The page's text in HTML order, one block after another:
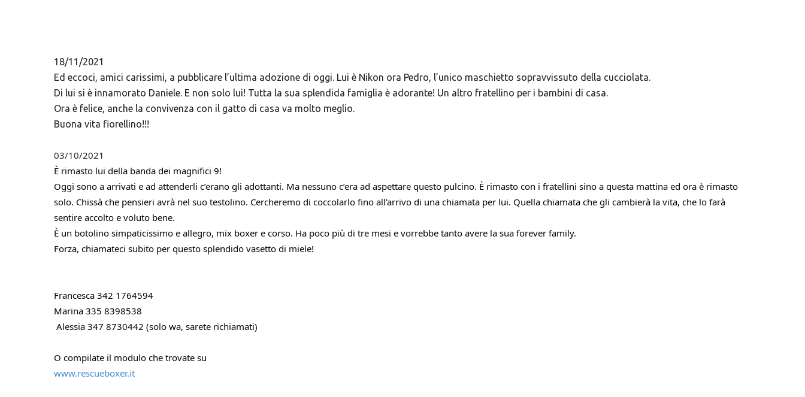
18/11/2021
Ed eccoci, amici carissimi, a pubblicare l’ultima adozione di oggi. Lui è Nikon ora Pedro, l’unico maschietto sopravvissuto della cucciolata.
Di lui si è innamorato Daniele. E non solo lui! Tutta la sua splendida famiglia è adorante! Un altro fratellino per i bambini di casa.
Ora è felice, anche la convivenza con il gatto di casa va molto meglio.
Buona vita fiorellino!!!
03/10/2021
È rimasto lui della banda dei magnifici 9!
Oggi sono a arrivati e ad attenderli c’erano gli adottanti. Ma nessuno c’era ad aspettare questo pulcino. È rimasto con i fratellini sino a questa mattina ed ora è rimasto
solo. Chissà che pensieri avrà nel suo testolino. Cercheremo di coccolarlo fino all’arrivo di una chiamata per lui. Quella chiamata che gli cambierà la vita, che lo farà
sentire accolto e voluto bene.
È un botolino simpaticissimo e allegro, mix boxer e corso. Ha poco più di tre mesi e vorrebbe tanto avere la sua forever family.
Forza, chiamateci subito per questo splendido vasetto di miele!
Francesca 342 1764594
Marina 335 8398538
Alessia 347 8730442 (solo wa, sarete richiamati)
O compilate il modulo che trovate su
www.rescueboxer.it